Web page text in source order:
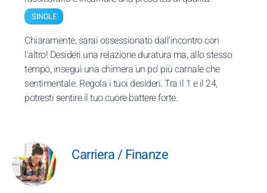
SINGLE
Chiaramente, sarai ossessionato dall'incontro con
l'altro! Desideri una relazione duratura ma, allo stesso
tempo, inseguì una chimera un po' più carnale che
sentimentale. Regola i tuoi desideri. Tra il 1 e il 24,
potresti sentire il tuo cuore battere forte.
Carriera / Finanze